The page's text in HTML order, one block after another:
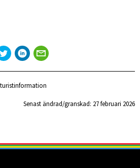
Senast ändrad/granskad: 27 februari 2026